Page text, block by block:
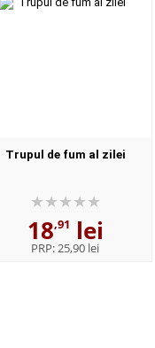
Trupul de fum al zilei
18,91 lei
PRP:25,90 lei